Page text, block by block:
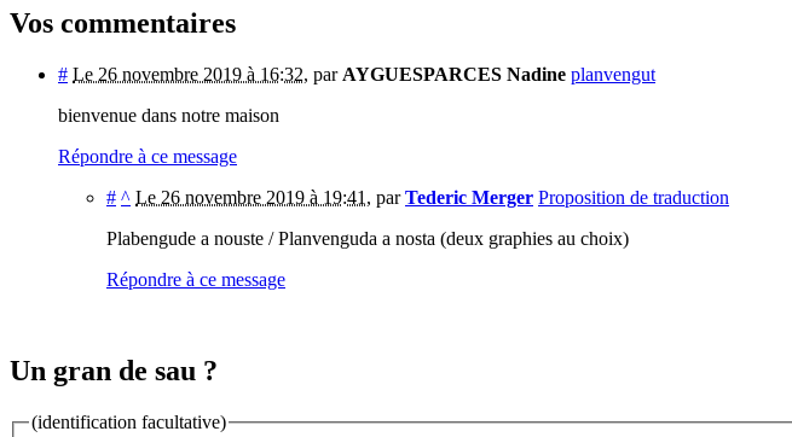
Vos commentaires
# Le 26 novembre 2019 à 16:32, par AYGUESPARCES Nadine planvengut
bienvenue dans notre maison
Répondre à ce message
# ^ Le 26 novembre 2019 à 19:41 , parTederic Merger Proposition de traduction
Plabengude a nouste / Planvenguda a nosta (deux graphies au choix)
Répondre à ce message
Un gran de sau ?
(identification facultative)